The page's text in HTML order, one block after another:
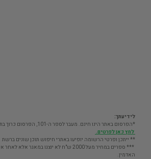
לידיעתך:
*הפרסום באתר הינו חינם. מעבר לספר ה-101, הפרסום כרוך בתשלום שנתי
לחץ כאן לפרטים.
** ייתכן ופרטי הרשומה יופיעו באתרי חיפוש תוכן שונים ברשת
*** ספרים במחיר מעל 2000 ש"ח לא יוצגו במאגר אלא לאחר אישור
האדמין.